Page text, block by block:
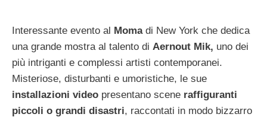
Interessante evento al Momadi New York che dedica
una grande mostra al talento di Aernout Mik, uno dei
più intriganti e complessi artisti contemporanei.
Misteriose, disturbanti e umoristiche, le sue
installazioni video presentano scene raffiguranti
piccoli o grandi disastri, raccontati in modo bizzarro